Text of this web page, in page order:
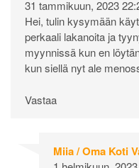
31 tammikuun, 2023
Hei, tulin kysymään
perkaali lakanoita ja
myynnissä kun en
kun siellä nyt ale
Vastaa
Miia / Oma Koti